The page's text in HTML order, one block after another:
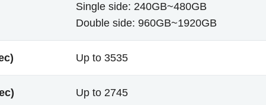
Single side: 240GB~480GB
Double side: 960GB~1920GB
Up to 3535
Up to 2745